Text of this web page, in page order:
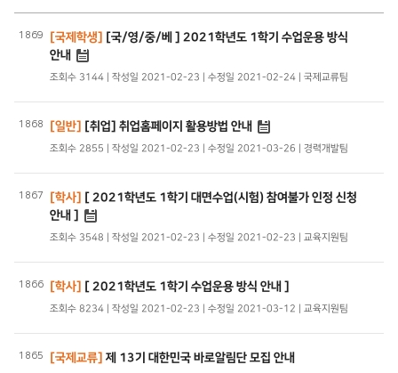
1869 [국제학생] [국/영/중/베 ] 2021학년도 1학기 수업운용 방식
안내
조회수 3144 | 작성일 2021-02-23 | 수정일 2021-02-24 | 국제교류팀
1868 [일반] [취업] 취업홈페이지 활용방법 안내
조회수 2855 | 작성일 2021-02-23 | 수정일 2021-03-26 | 경력개발팀
1867 [학사] [ 2021학년도 1학기 대면수업(시험) 참여불가 인정 신청
안내 ]
조회수 3548 | 작성일 2021-02-23 | 수정일 2021-02-23 | 교육지원팀
1866 [학사] [ 2021학년도 1학기 수업운용 방식 안내 ]
조회수 8234 | 작성일 2021-02-23 | 수정일 2021-03-12 | 교육지원팀
1865 [국제교류] 제 13기 대한민국 바로알림단 모집 안내